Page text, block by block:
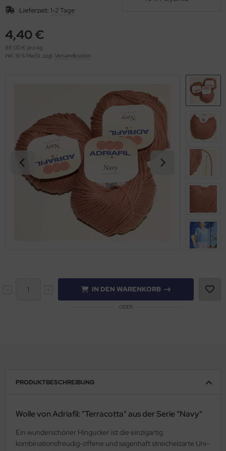
Lieferzeit: 1-2 Tage
4,40 €
88,00 € pro kg
inkl. 19 % MwSt. zzgl. Versandkosten
IN DEN WARENKORB
ODER
PRODUKTBESCHREIBUNG
Wolle von Adriafil: "Terracotta" aus der Serie "Navy"
Ein wunderschöner Hingucker ist die einzigartig
kombinationsfreudig-offene und sagenhaft streichelzarte Uni-
(276)